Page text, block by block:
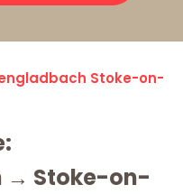
Stoke-on-
→ Stoke-on-